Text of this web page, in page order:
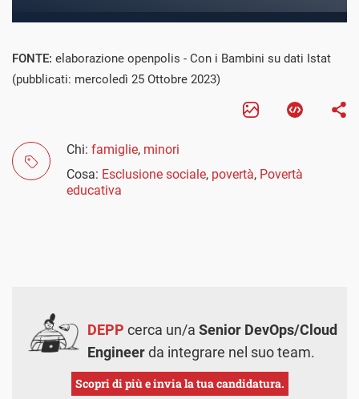
FONTE: elaborazione openpolis - Con i Bambini su dati Istat
(pubblicati: mercoledì 25 Ottobre 2023)
Chi: famiglie, minori
Cosa: Esclusione sociale, povertà, Povertà
educativa
DEPP cerca un/a Senior DevOps/Cloud
Engineerda integrare nel suo team.
Scopri di più e invia la tua candidatura.